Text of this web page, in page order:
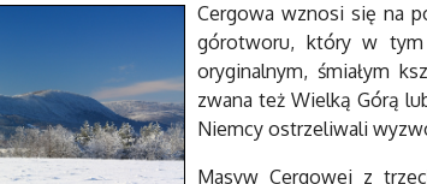
Cergowa wznosi się na
górotworu, który w tym
oryginalnym, śmiałym
zwana też Wielką Górą
Niemcy ostrzeliwali
Masyw Cergowej z